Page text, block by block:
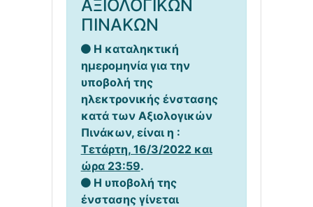
ΑΞΙΟΛΟΓΙΚΩΝ
ΠΙΝΑΚΩΝ
Η καταληκτική
ημερομηνία για την
υποβολή της
ηλεκτρονικής ένστασης
κατά των Αξιολογικών
Πινάκων, είναι η :
Τετάρτη, 16/3/2022 και
ώρα 23:59.
Η υποβολή της
ένστασης γίνεται